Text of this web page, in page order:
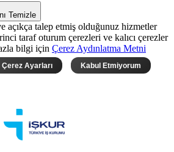
Temizle
açıkça talep etmiş olduğunuz hizmetler
taraf oturum çerezleri ve kalıcı çerezler
bilgi için Çerez Aydınlatma Metni
Çerez Ayarları Kabul Etmiyorum